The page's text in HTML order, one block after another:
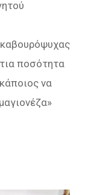
καβουρόψυχας
ποσότητα
να